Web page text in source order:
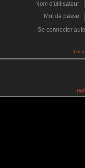
Nom d'utilisateur:
Mot de passe:
Se connecter
J'ai